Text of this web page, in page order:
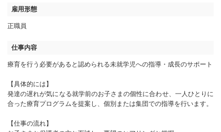
雇用形態
正職員
仕事内容
療育を行う必要があると認められる未就学児への指導・成長のサポート
【具体的には】
発達の遅れが気になる就学前のお子さまの個性に合わせ、一人ひとりに
合った療育プログラムを提案し、個別または集団での指導を行います。
【仕事の流れ】